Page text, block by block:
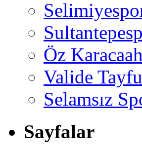
Öz
Valide
Selamsız
Sayfalar